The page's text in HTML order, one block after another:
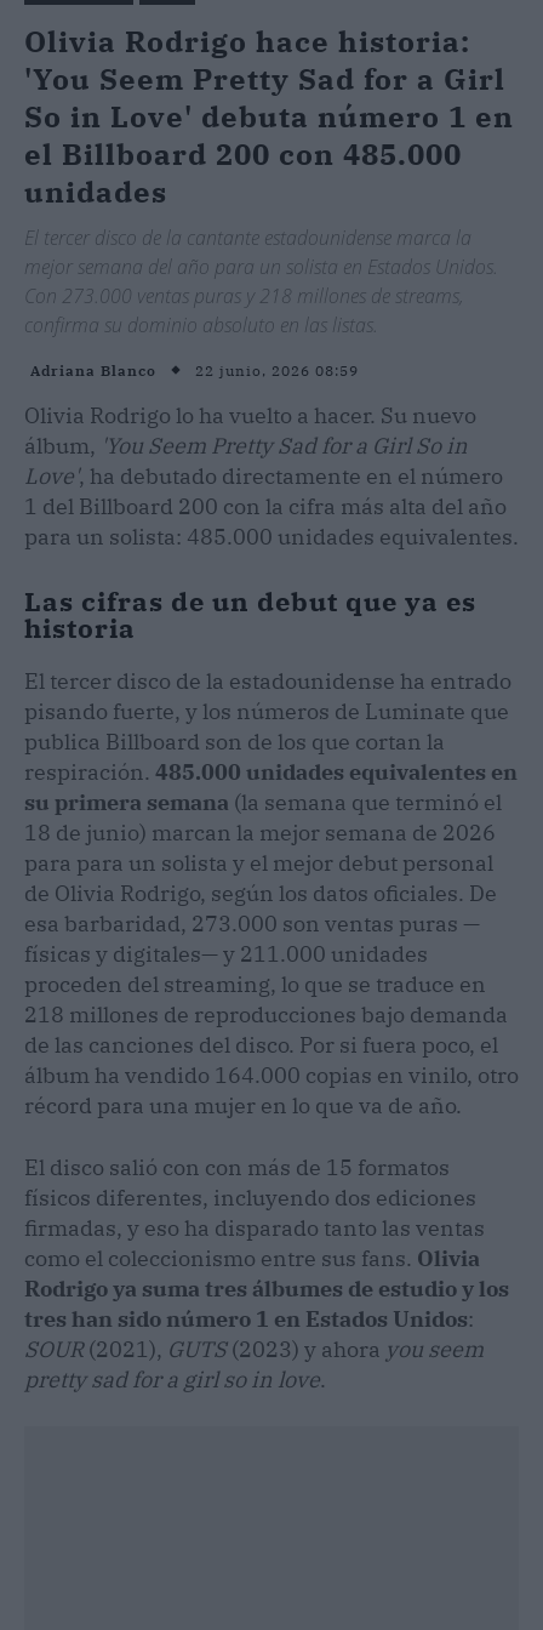
Olivia Rodrigo hace historia:
'You Seem Pretty Sad for a Girl
So in Love' debuta número 1 en
el Billboard 200 con 485.000
unidades
El tercer disco de la cantante estadounidense marca la
mejor semana del año para un solista en Estados Unidos.
Con 273.000 ventas puras y 218 millones de streams,
confirma su dominio absoluto en las listas.
Adriana Blanco 22 junio, 2026 08:59
Olivia Rodrigo lo ha vuelto a hacer. Su nuevo
álbum, 'You Seem Pretty Sad for a Girl So in
Love', ha debutado directamente en el número
1 del Billboard 200 con la cifra más alta del año
para un solista: 485.000 unidades equivalentes.
Las cifras de un debut que ya es
historia
El tercer disco de la estadounidense ha entrado
pisando fuerte, y los números de Luminate que
publica Billboard son de los que cortan la
respiración. 485.000 unidades equivalentes en
su primera semana (la semana que terminó el
18 de junio) marcan la mejor semana de 2026
para para un solista y el mejor debut personal
de Olivia Rodrigo, según los datos oficiales. De
esa barbaridad, 273.000 son ventas puras —
físicas y digitales— y 211.000 unidades
proceden del streaming, lo que se traduce en
218 millones de reproducciones bajo demanda
de las canciones del disco. Por si fuera poco, el
álbum ha vendido 164.000 copias en vinilo, otro
récord para una mujer en lo que va de año.
El disco salió con con más de 15 formatos
físicos diferentes, incluyendo dos ediciones
firmadas, y eso ha disparado tanto las ventas
como el coleccionismo entre sus fans. Olivia
Rodrigo ya suma tres álbumes de estudio y los
tres han sido número 1 en Estados Unidos:
SOUR(2021), GUTS(2023) y ahora you seem
pretty sad for a girl so in love.